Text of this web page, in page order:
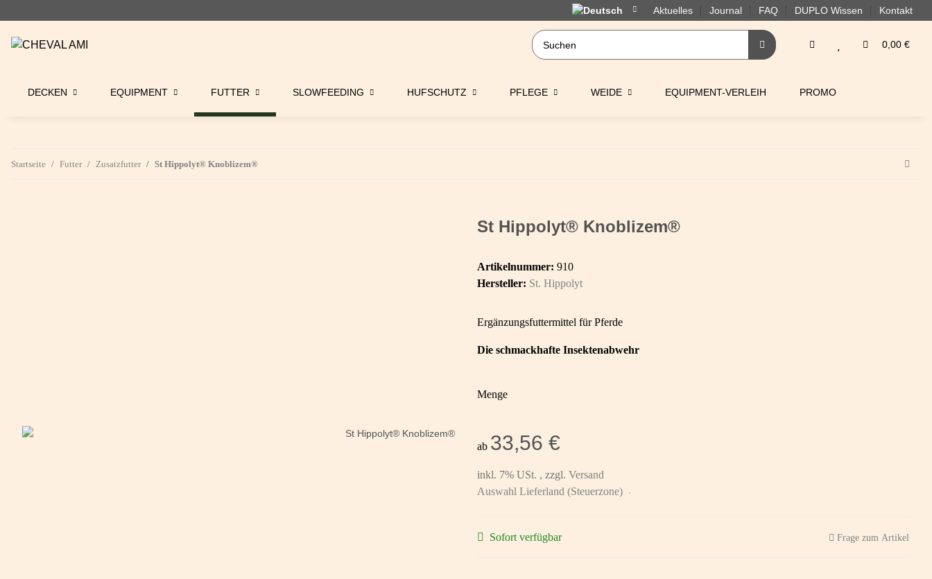
Aktuelles Journal FAQ DUPLO Wissen Kontakt
0,00 €
DECKEN EQUIPMENT FUTTER SLOWFEEDING HUFSCHUTZ PFLEGE WEIDE EQUIPMENT-VERLEIH PROMO
Startseite Futter Zusatzfutter St Hippolyt® Knoblizem®
St Hippolyt® Knoblizem®
Artikelnummer: 910
Hersteller: St. Hippolyt
Ergänzungsfuttermittel für Pferde
Die schmackhafte Insektenabwehr
Menge
ab 33,56 €
inkl. 7% USt. , zzgl. Versand
Auswahl Lieferland (Steuerzone)
Sofort verfügbar Frage zum Artikel